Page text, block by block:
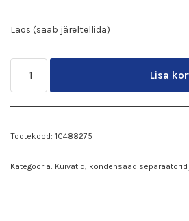
Laos (saab järeltellida)
Lisa
Tootekood: 1C488275
Kategooria: Kuivatid,